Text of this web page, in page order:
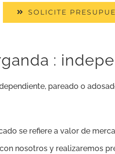
SOLICITE
:
pareado o
se refiere a valor de
nosotros y realizaremos